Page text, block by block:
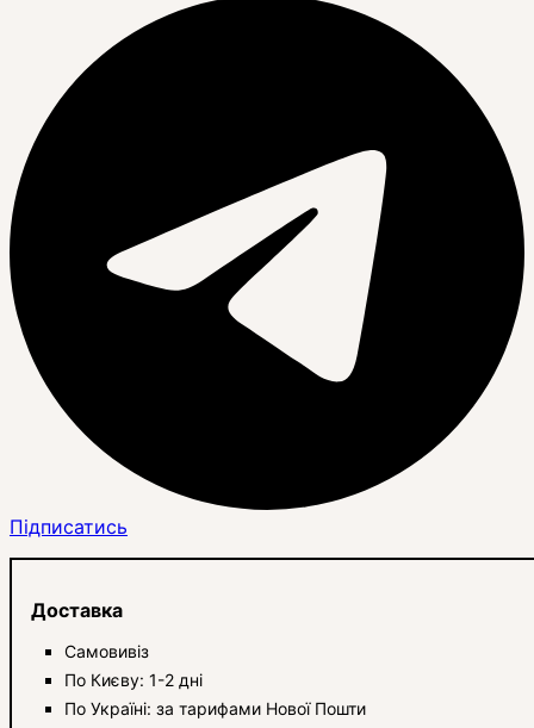
Підписатись
Доставка
Самовивіз
По Києву: 1-2 дні
По Україні: за тарифами Нової Пошти